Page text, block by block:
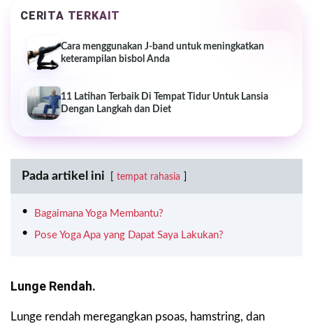
CERITA TERKAIT
Cara menggunakan J-band untuk meningkatkan
keterampilan bisbol Anda
11 Latihan Terbaik Di Tempat Tidur Untuk Lansia
Dengan Langkah dan Diet
Pada artikel ini tempat rahasia
Bagaimana Yoga Membantu?
Pose Yoga Apa yang Dapat Saya Lakukan?
Lunge Rendah.
Lunge rendah meregangkan psoas, hamstring, dan